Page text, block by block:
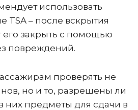
использовать
TSA – после вскрытия
его закрыть с помощью
повреждений.
проверять не
но и то, разрешены ли
них предметы для сдачи в